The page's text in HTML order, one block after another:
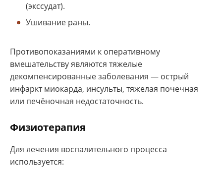
(экссудат).
Ушивание раны.
Противопоказаниями к оперативному
вмешательству являются тяжелые
декомпенсированные заболевания — острый
инфаркт миокарда, инсульты, тяжелая почечная
или печёночная недостаточность.
Физиотерапия
Для лечения воспалительного процесса
используется: